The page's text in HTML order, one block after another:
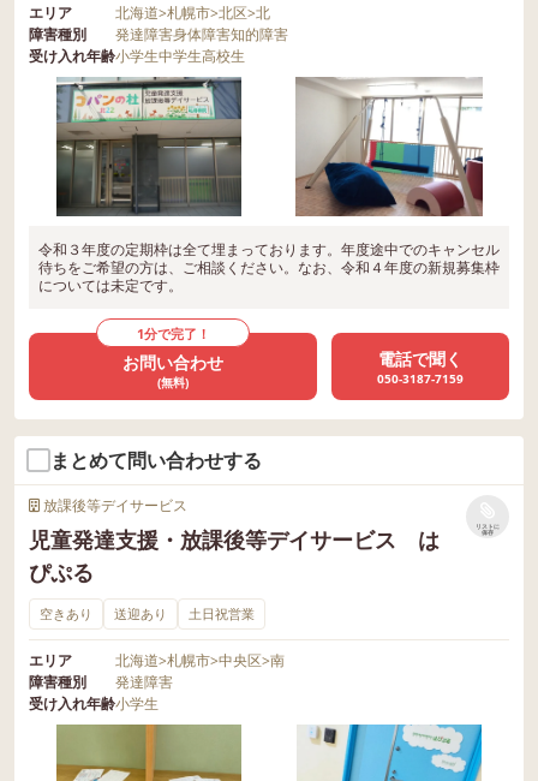
エリア 北海道>札幌市>北区>北
障害種別
発達障害身体障害知的障害
受け入れ年齢小学生中学生高校生
令和３年度の定期枠は全て埋まっております。年度途中でのキャンセル
待ちをご希望の方は、ご相談ください。なお、令和４年度の新規募集枠
については未定です。
1分で完了！
お問い合わせ
(無料)
電話で聞く
050-3187-7159
まとめて問い合わせする
放課後等デイサービス
児童発達支援・放課後等デイサービス は
ぴぷる
リストに
保存
空きあり 送迎あり 土日祝営業
エリア 北海道>札幌市>中央区>南
障害種別
発達障害
受け入れ年齢小学生